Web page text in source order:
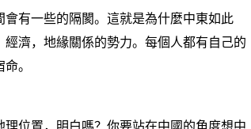
有一些的隔閡。這就是為什麼中東如此
濟，地緣關係的勢力。每個人都有自己的
。